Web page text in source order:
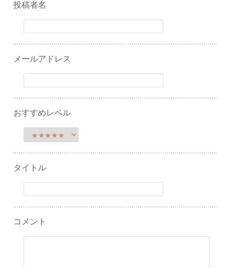
投稿者名
メールアドレス
おすすめレベル
タイトル
コメント